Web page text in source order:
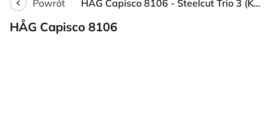
Powrót HÅG Capisco 8106 - Steelcut Trio 3 (Kvadrat) - Wełna / Poliamid - STT253 - Beige-grey - Black - 200 mm (seat height 46-64cm) - Soft castors for hard floors
HÅG Capisco 8106